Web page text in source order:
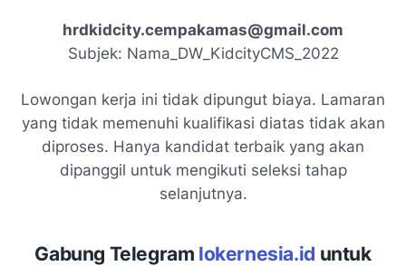
hrdkidcity.cempakamas@gmail.com
Subjek: Nama_DW_KidcityCMS_2022
Lowongan kerja ini tidak dipungut biaya. Lamaran
yang tidak memenuhi kualifikasi diatas tidak akan
diproses. Hanya kandidat terbaik yang akan
dipanggil untuk mengikuti seleksi tahap
selanjutnya.
Gabung Telegram lokernesia.id untuk